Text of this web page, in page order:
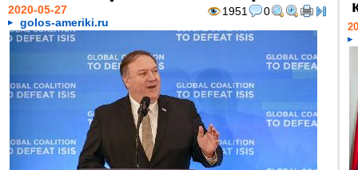
1951 0
2020-05-27
golos-ameriki.ru